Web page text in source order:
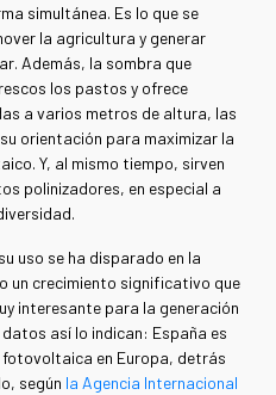
simultánea. Es lo que se
la agricultura y generar
Además, la sombra que
los pastos y ofrece
a varios metros de altura, las
orientación para maximizar la
Y, al mismo tiempo, sirven
polinizadores, en especial a
uso se ha disparado en la
un crecimiento significativo que
interesante para la generación
así lo indican: España es
en Europa, detrás
según la Agencia Internacional